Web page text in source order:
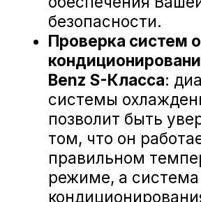
Mercedes-Benz
«А-ДРАЙВ» ОФИЦИАЛЬНЫЙ ДИЛЕР